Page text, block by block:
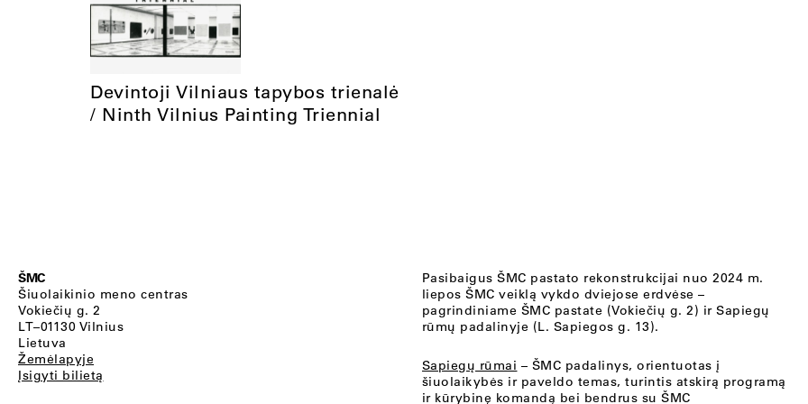
Devintoji Vilniaus tapybos trienalė
/ Ninth Vilnius Painting Triennial
ŠMC
Šiuolaikinio meno centras
Vokiečių g. 2
LT–01130 Vilnius
Lietuva
Žemėlapyje
Įsigyti bilietą
Pasibaigus ŠMC pastato rekonstrukcijai nuo 2024 m.
liepos ŠMC veiklą vykdo dviejose erdvėse –
pagrindiniame ŠMC pastate (Vokiečių g. 2) ir Sapiegų
rūmų padalinyje (L. Sapiegos g. 13).
Sapiegų rūmai – ŠMC padalinys, orientuotas į
šiuolaikybės ir paveldo temas, turintis atskirą programą
ir kūrybinę komandą bei bendrus su ŠMC